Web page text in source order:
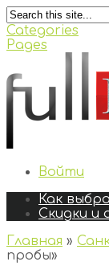
Categories
Pages
Войти
Как
Скидки и
Главная »
пробы»